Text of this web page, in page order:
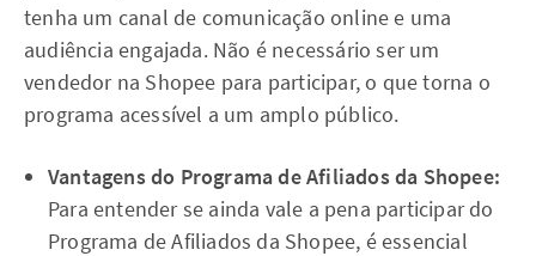
tenha um canal de comunicação online e uma
audiência engajada. Não é necessário ser um
vendedor na Shopee para participar, o que torna o
programa acessível a um amplo público.
Vantagens do Programa de Afiliados da Shopee:
Para entender se ainda vale a pena participar do
Programa de Afiliados da Shopee, é essencial